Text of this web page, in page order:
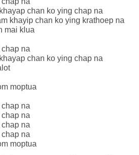
chan ko ying chap na
khayip chan ko ying krathoep na
mai klua
na
chan ko ying chap na
moptua
na
na
na
na
moptua